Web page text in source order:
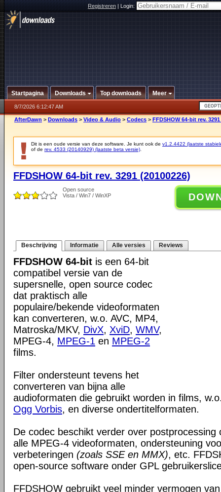
Registreren|Login:
Startpagina Downloads Top downloads Meer
8/7/2026 6:12:47 AM
AfterDawn > Downloads > Video & Audio > Codecs > FFDSHOW 64-bit rev.
Dit is een oude versie van deze software. Je kunt ook de v1.2.4422 (laatste
of de rev. 4533 (20140929) (laatste beta versie)
FFDSHOW 64-bit rev. 3291 (20100226)
Open source
Vista / Win7 / WinXP
Beschrijving Informatie Alle versies Reviews
FFDSHOW 64-bit is een 64-bit
compatibel versie van de
supersnelle, open source codec
dat praktisch alle
populaire/bekende videoformaten
kan converteren, w.o. AVC, MP4,
Matroska/MKV, DivX, XviD, WMV,
MPEG-4, MPEG-1 en MPEG-2
films.
Filter ondersteunt tevens het
converteren van bijna alle
audioformaten die gebruikt worden in films,
Ogg Vorbis, en diverse ondertitelformaten.
De codec beschikt verder over postprocessing
alle MPEG-4 videoformaten, ondersteuning
verbeteringen (zoals SSE en MMX), etc.
open-source software onder GPL
FFDSHOW gebruikt veel minder vermogen